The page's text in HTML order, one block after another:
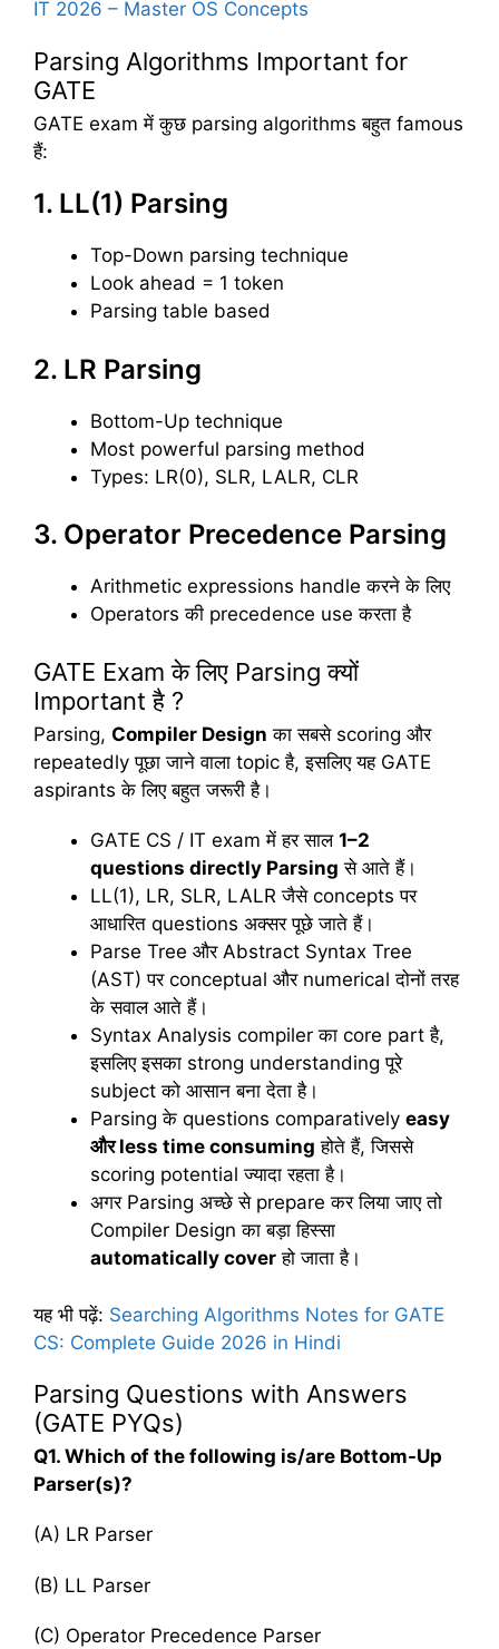
IT 2026 – Master OS Concepts
Parsing Algorithms Important for
GATE
GATE exam में कुछ parsing algorithms बहुत famous
हैं:
1. LL(1) Parsing
Top-Down parsing technique
Look ahead = 1 token
Parsing table based
2. LR Parsing
Bottom-Up technique
Most powerful parsing method
Types: LR(0), SLR, LALR, CLR
3. Operator Precedence Parsing
Arithmetic expressions handle करने के लिए
Operators की precedence use करता है
GATE Exam के लिए Parsing क्यों
Important है ?
Parsing, Compiler Design का सबसे scoring और
repeatedly पूछा जाने वाला topic है, इसलिए यह GATE
aspirants के लिए बहुत जरूरी है।
GATE CS / IT exam में हर साल 1–2
questions directly Parsing से आते हैं।
LL(1), LR, SLR, LALR जैसे concepts पर
आधारित questions अक्सर पूछे जाते हैं।
Parse Tree और Abstract Syntax Tree
(AST) पर conceptual और numerical दोनों तरह
के सवाल आते हैं।
Syntax Analysis compiler का core part है,
इसलिए इसका strong understanding पूरे
subject को आसान बना देता है।
Parsing के questions comparatively easy
औरless time consuming होते हैं, जिससे
scoring potential ज्यादा रहता है।
अगर Parsing अच्छे से prepare कर लिया जाए तो
Compiler Design का बड़ा हिस्सा
automatically cover हो जाता है।
यह भी पढ़ें: Searching Algorithms Notes for GATE
CS: Complete Guide 2026 in Hindi
Parsing Questions with Answers
(GATE PYQs)
Q1. Which of the following is/are Bottom-Up
Parser(s)?
(A) LR Parser
(B) LL Parser
(C) Operator Precedence Parser